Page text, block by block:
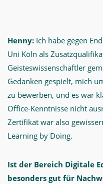
Henny: Ich habe gegen
Uni Köln als
Geisteswissenschaftler
Gedanken gespielt, mich
zu bewerben, und es war
Office-Kenntnisse nicht
Zertifikat war also
Learning by Doing.
Ist der Bereich Digitale
besonders gut für